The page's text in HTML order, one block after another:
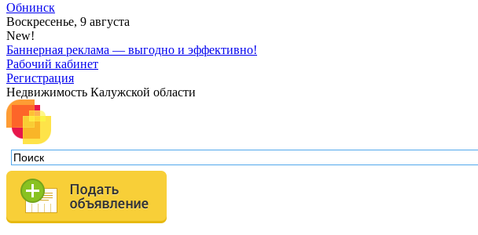
Обнинск
Воскресенье, 9 августа
New!
Баннерная реклама — выгодно и эффективно!
Рабочий кабинет
Регистрация
Недвижимость Калужской области